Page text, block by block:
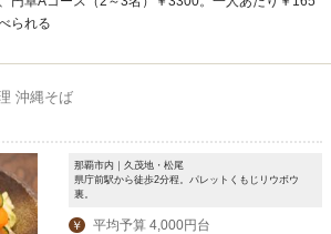
られる
沖縄そば
那覇市内｜久茂地・松尾
県庁前駅から徒歩2分程。パレットくもじリウボウ
裏。
￥ 平均予算 4,000円台